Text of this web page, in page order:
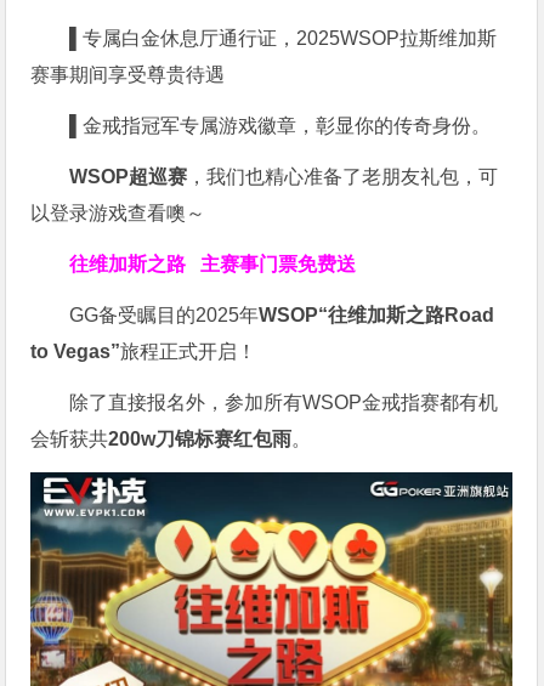
▌专属白金休息厅通行证，2025WSOP拉斯维加斯
赛事期间享受尊贵待遇
▌金戒指冠军专属游戏徽章，彰显你的传奇身份。
WSOP超巡赛 ，我们也精心准备了老朋友礼包，可
以登录游戏查看噢～
往维加斯之路 主赛事门票免费送
GG备受瞩目的2025年WSOP“往维加斯之路Road
to Vegas”旅程正式开启！
除了直接报名外，参加所有WSOP金戒指赛都有机
会斩获共200w刀锦标赛红包雨。